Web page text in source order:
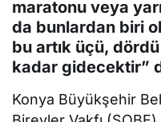
maratonu veya
da bunlardan biri
bu artık üçü,
kadar gidecektir”
Konya Büyükşehir